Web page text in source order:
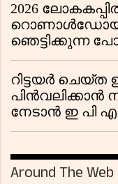
2026
ഞെട്ടിക്കുന്ന
റിട്ടയർ
നേടാൻ ഇ പി
Around The Web